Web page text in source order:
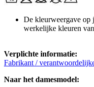
De kleurweergave op
werkelijke kleuren
Verplichte informatie:
Fabrikant /
Naar het damesmodel: